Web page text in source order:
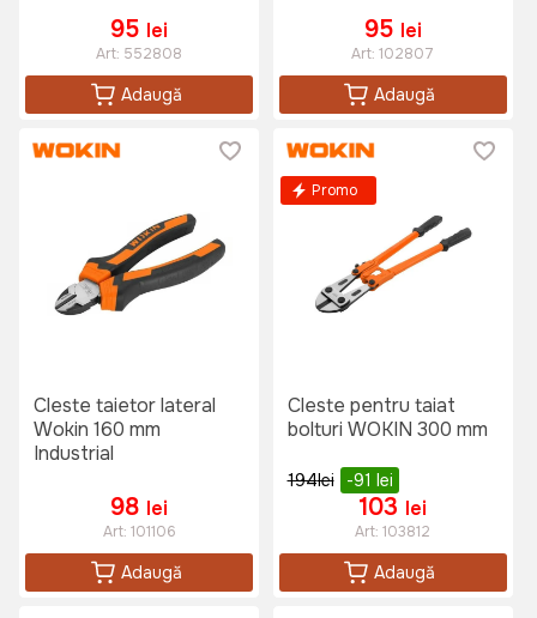
95 lei
Art: 552808
Adaugă
95 lei
Art: 102807
Adaugă
Cleste taietor lateral
Wokin 160 mm
Industrial
98 lei
Art: 101106
Adaugă
Promo
Cleste pentru taiat
bolturi WOKIN 300 mm
194lei -91 lei
103 lei
Art: 103812
Adaugă